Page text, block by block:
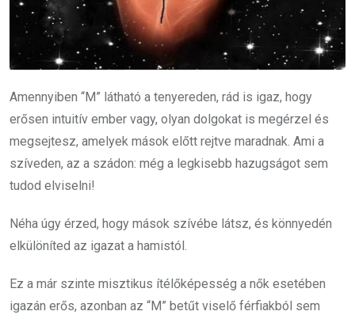
Amennyiben “M” látható a tenyereden, rád is igaz, hogy
erősen intuitív ember vagy, olyan dolgokat is megérzel és
megsejtesz, amelyek mások előtt rejtve maradnak. Ami a
szíveden, az a szádon: még a legkisebb hazugságot sem
tudod elviselni!
Néha úgy érzed, hogy mások szívébe látsz, és könnyedén
elkülöníted az igazat a hamistól.
Ez a már szinte misztikus ítélőképesség a nők esetében
igazán erős, azonban az “M” betűt viselő férfiakból sem